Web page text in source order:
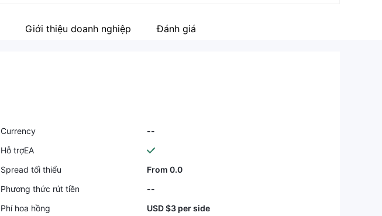
Giới thiệu doanh nghiệp Đánh giá
Currency
--
Hỗ trợEA
Spread tối thiểu
From 0.0
Phương thức rút tiền
--
Phí hoa hồng USD $3 per side